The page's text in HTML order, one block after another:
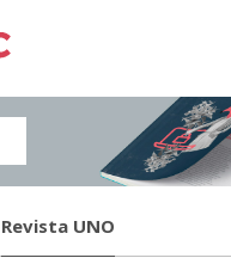
Revista UNO